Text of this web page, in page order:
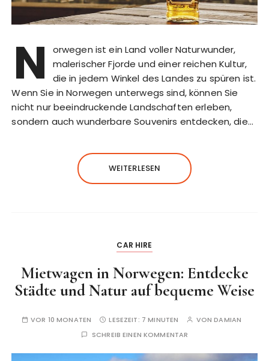
N
orwegen ist ein Land voller Naturwunder,
malerischer Fjorde und einer reichen Kultur,
die in jedem Winkel des Landes zu spüren ist.
Wenn Sie in Norwegen unterwegs sind, können Sie
nicht nur beeindruckende Landschaften erleben,
sondern auch wunderbare Souvenirs entdecken, die…
WEITERLESEN
CAR HIRE
Mietwagen in Norwegen: Entdecke
Städte und Natur auf bequeme Weise
VOR 10 MONATEN LESEZEIT: 7 MINUTEN VONDAMIAN
SCHREIB EINEN KOMMENTAR